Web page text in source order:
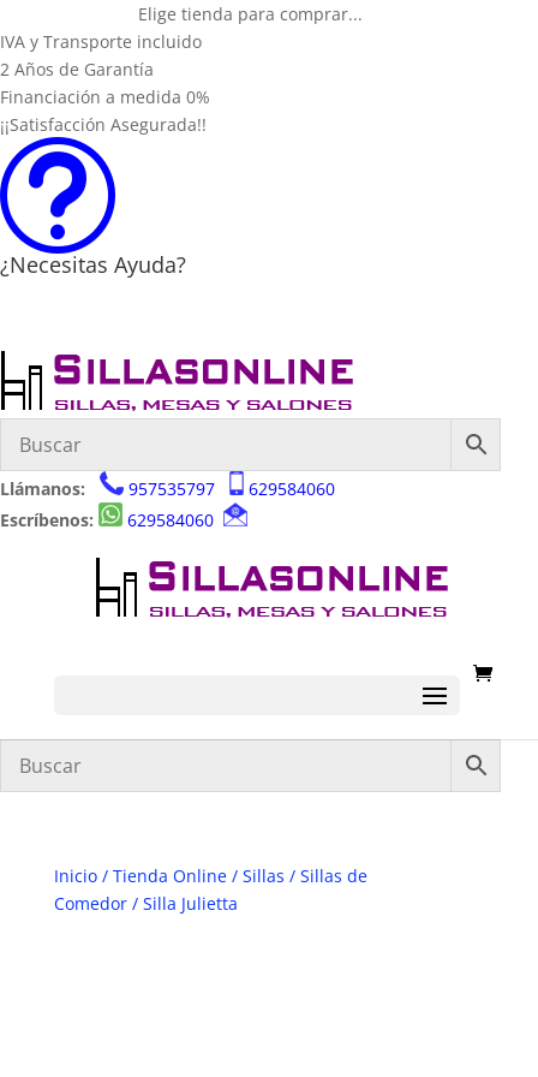
Elige tienda para comprar...
IVA y Transporte incluido
2 Años de Garantía
Financiación a medida 0%
¡¡Satisfacción Asegurada!!
t
¿Necesitas Ayuda?
Llámanos: 957535797
629584060
Escríbenos:
629584060
Inicio/ Tienda Online/ Sillas / Sillas de
Comedor/ Silla Julietta